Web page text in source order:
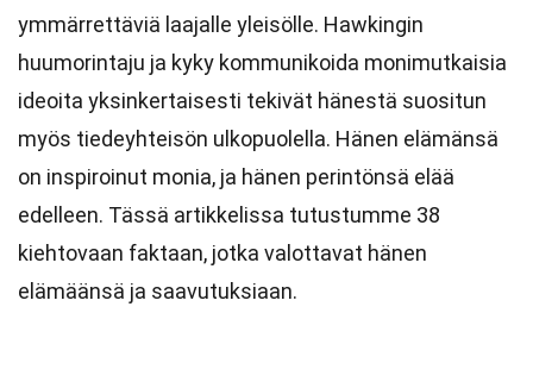
ymmärrettäviä laajalle yleisölle. Hawkingin
huumorintaju ja kyky kommunikoida monimutkaisia
ideoita yksinkertaisesti tekivät hänestä suositun
myös tiedeyhteisön ulkopuolella. Hänen elämänsä
on inspiroinut monia, ja hänen perintönsä elää
edelleen. Tässä artikkelissa tutustumme 38
kiehtovaan faktaan, jotka valottavat hänen
elämäänsä ja saavutuksiaan.